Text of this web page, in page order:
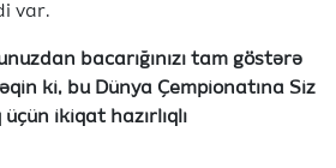
var.
bacarığınızı tam göstərə
ki, bu Dünya Çempionatına Siz
ikiqat hazırlıqlı